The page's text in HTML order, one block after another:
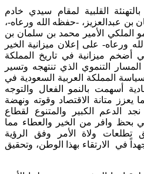
القلبية لمقام سيدي خادم
بن عبدالعزيز، -حفظه الله ورعاه-،
الأمير محمد بن سلمان بن
ورعاه- على إعلان ميزانية الخير
أضخم ميزانية في تاريخ المملكة
التنموي الذي تنتهجه وتسير
المملكة العربية السعودية في
أسهمت بالنمو الفعال والتوجه
يعزز متانة الاقتصاد وقوته ونهضة
الدعم الكبير والمتنوع لقطاع
بحظ وافر من الخير والعطاء مما
تطلعات ولاة الأمر وفق الرؤية
لا يألون جهداً في الارتقاء بهذا الوطن، وتحقيق